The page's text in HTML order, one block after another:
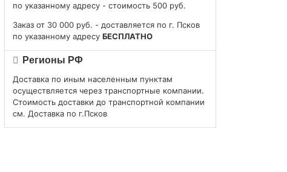
по указанному адресу - стоимость 500 руб.
Заказ от 30 000 руб. - доставляется по г. Псков
по указанному адресу БЕСПЛАТНО
Регионы РФ
Доставка по иным населенным пунктам
осуществляется через транспортные компании.
Стоимость доставки до транспортной компании
см. Доставка по г.Псков